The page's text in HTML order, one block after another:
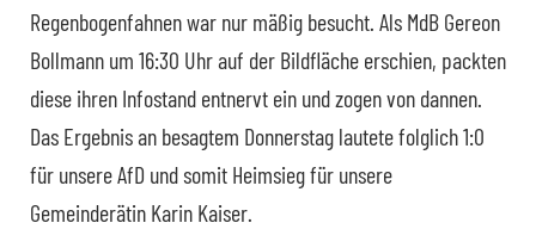
Regenbogenfahnen war nur mäßig besucht. Als MdB Gereon
Bollmann um 16:30 Uhr auf der Bildfläche erschien, packten
diese ihren Infostand entnervt ein und zogen von dannen.
Das Ergebnis an besagtem Donnerstag lautete folglich 1:0
für unsere AfD und somit Heimsieg für unsere
Gemeinderätin Karin Kaiser.